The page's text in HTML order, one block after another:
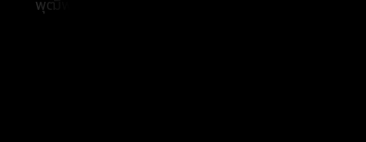
พุฒิพงศ์ อัสสรัตน